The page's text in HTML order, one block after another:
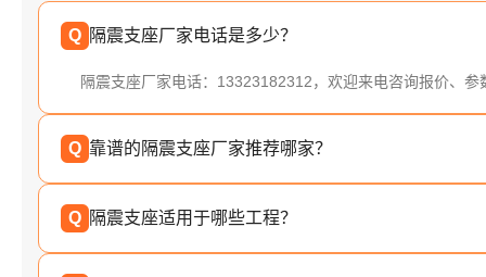
Q 隔震支座厂家电话是多少？
隔震支座厂家电话：13323182312，欢迎来电咨询报价、参
Q 靠谱的隔震支座厂家推荐哪家？
Q 隔震支座适用于哪些工程？